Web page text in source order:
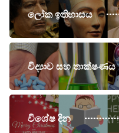
ලෝක ඉතිහාසය
විද්‍යාව සහ තාක්ෂණය
විශේෂ දින